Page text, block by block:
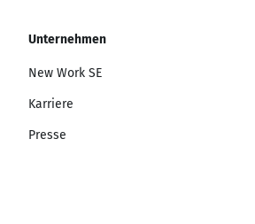
Unternehmen
New Work SE
Karriere
Presse